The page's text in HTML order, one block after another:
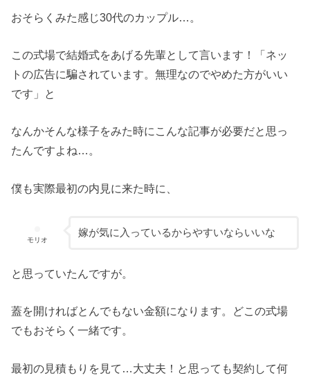
おそらくみた感じ30代のカップル…。
この式場で結婚式をあげる先輩として言います！「ネッ
トの広告に騙されています。無理なのでやめた方がいい
です」と
なんかそんな様子をみた時にこんな記事が必要だと思っ
たんですよね…。
僕も実際最初の内見に来た時に、
モリオ
嫁が気に入っているからやすいならいいな
と思っていたんですが。
蓋を開ければとんでもない金額になります。どこの式場
でもおそらく一緒です。
最初の見積もりを見て…大丈夫！と思っても契約して何